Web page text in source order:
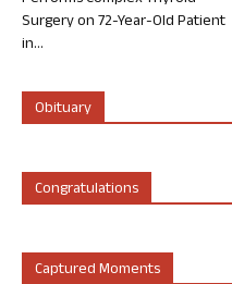
Surgery on 72-Year-Old Patient
in...
Obituary
Congratulations
Captured Moments